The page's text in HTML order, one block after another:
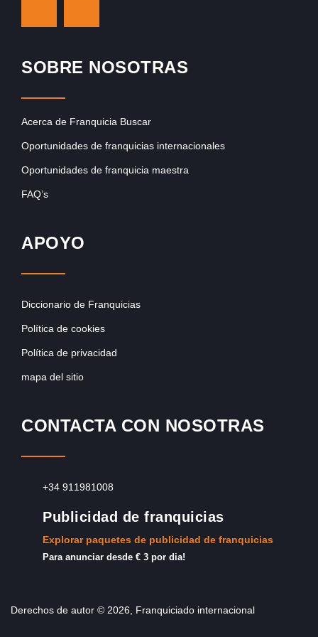
SOBRE NOSOTRAS
Acerca de Franquicia Buscar
Oportunidades de franquicias internacionales
Oportunidades de franquicia maestra
FAQ’s
APOYO
Diccionario de Franquicias
Política de cookies
Política de privacidad
mapa del sitio
CONTACTA CON NOSOTRAS
+34 911981008
Publicidad de franquicias
Explorar paquetes de publicidad de franquicias
Para anunciar desde € 3 por dia!
Derechos de autor © 2026, Franquiciado internacional